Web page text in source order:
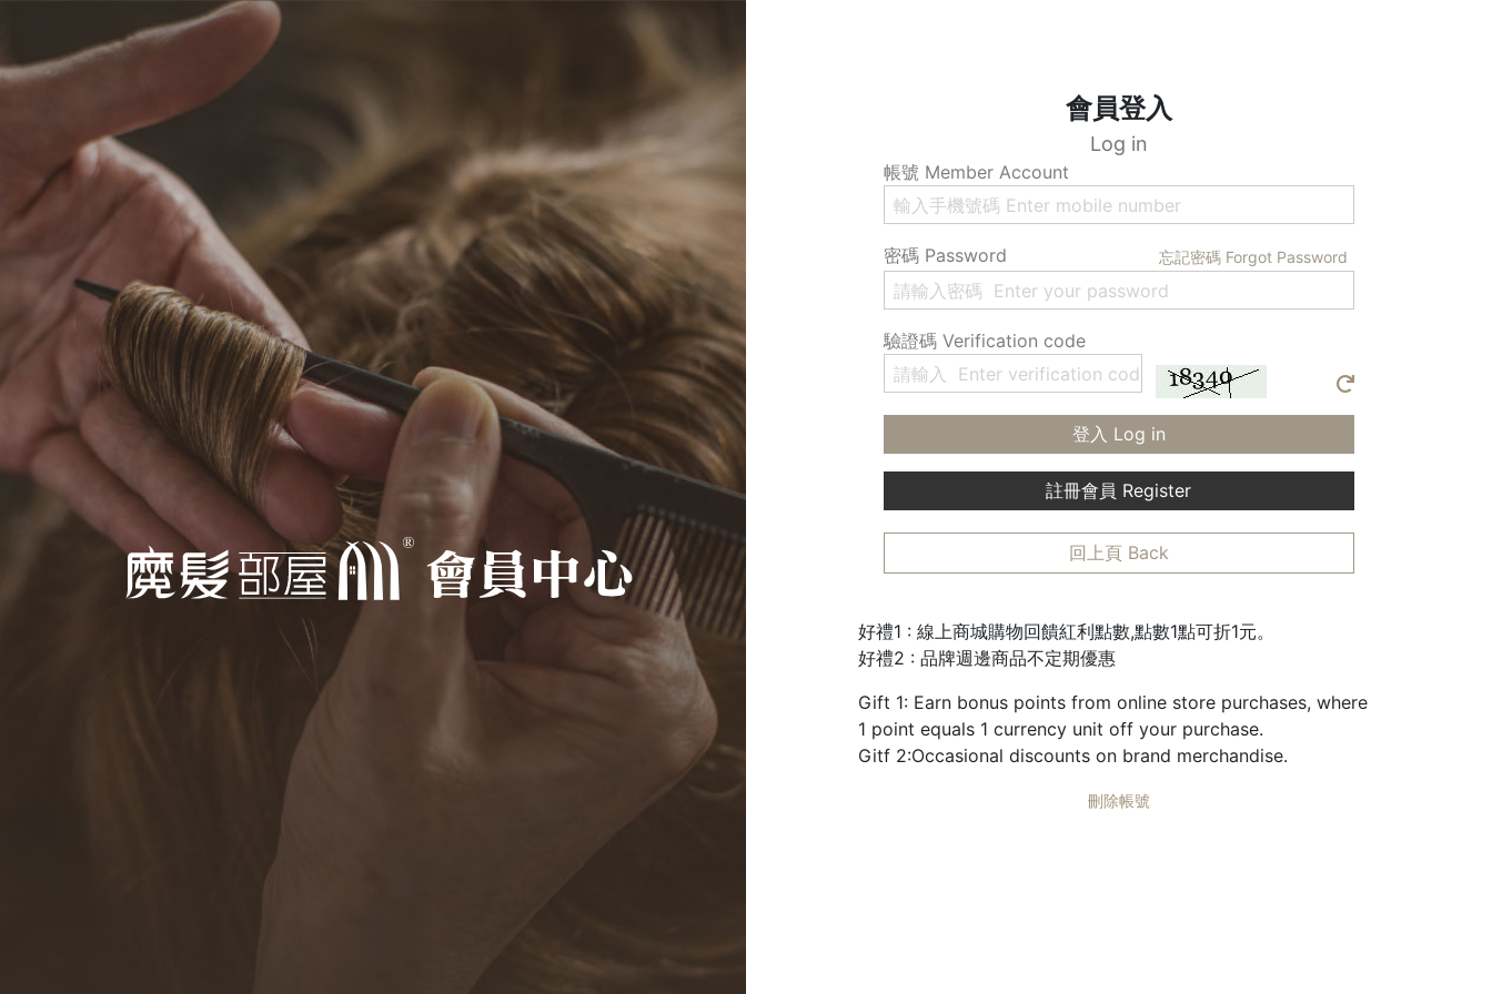
會員登入
Log in
帳號 Member Account
密碼 Password 忘記密碼 Forgot Password
驗證碼 Verification code
登入 Log in
註冊會員 Register
回上頁 Back
好禮1 : 線上商城購物回饋紅利點數,點數1點可折1元。
好禮2 : 品牌週邊商品不定期優惠
Gift 1: Earn bonus points from online store purchases, where
1 point equals 1 currency unit off your purchase.
Gitf 2:Occasional discounts on brand merchandise.
刪除帳號